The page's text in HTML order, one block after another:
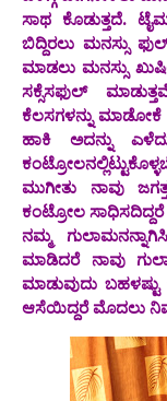
ಸಾಥ ಕೊಡುತ್ತದೆ.
ಬಿದ್ದಿರಲು ಮನಸ್ಸು
ಮಾಡಲು ಮನಸ್ಸು
ಸಕ್ಸೆಸಫುಲ್
ಕೆಲಸಗಳನ್ನು ಮಾಡೋಕೆ
ಹಾಕಿ ಅದನ್ನು
ಮುಗೀತು ನಾವು
ಕಂಟ್ರೋಲ ಸಾಧಿಸದಿದ್ದರೆ
ನಮ್ಮ
ಮಾಡಿದರೆ ನಾವು
ಮಾಡುವುದು
ಆಸೆಯಿದ್ದರೆ ಮೊದಲು